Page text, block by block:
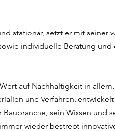
stationär, setzt er mit seiner
individuelle Beratung
auf Nachhaltigkeit in
und Verfahren,
sein Wissen und
wieder bestrebt